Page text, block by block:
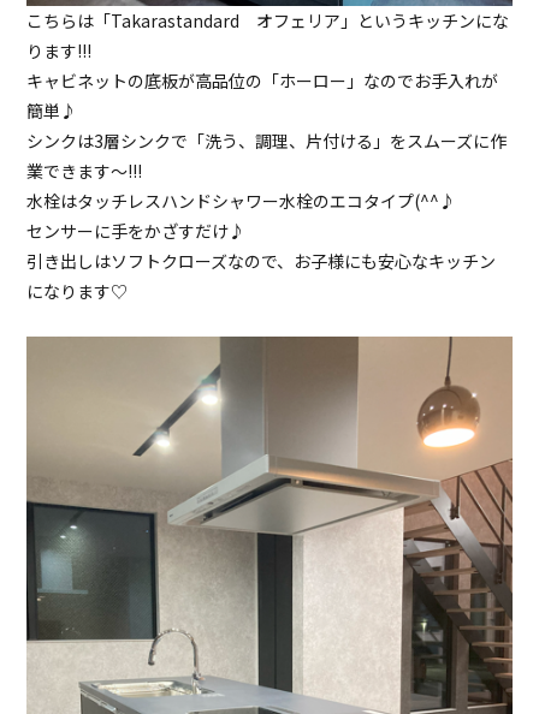
こちらは「Takarastandard オフェリア」というキッチンにな
ります!!!
キャビネットの底板が高品位の「ホーロー」なのでお手入れが
簡単♪
シンクは3層シンクで「洗う、調理、片付ける」をスムーズに作
業できます～!!!
水栓はタッチレスハンドシャワー水栓のエコタイプ(^^♪
センサーに手をかざすだけ♪
引き出しはソフトクローズなので、お子様にも安心なキッチン
になります♡